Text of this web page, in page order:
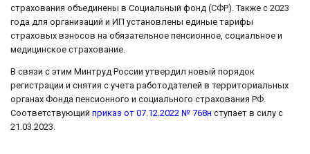
страхования объединены в Социальный фонд (СФР). Также с 2023
года для организаций и ИП установлены единые тарифы
страховых взносов на обязательное пенсионное, социальное и
медицинское страхование.
В связи с этим Минтруд России утвердил новый порядок
регистрации и снятия с учета работодателей ‎в территориальных
органах Фонда пенсионного и социального страхования РФ.
Соответствующий приказ от 07.12.2022 № 768н ступает в силу с
21.03.2023.